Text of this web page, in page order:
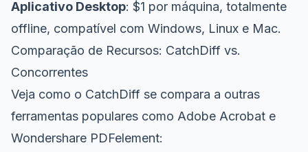
Aplicativo Desktop: $1 por máquina, totalmente
offline, compatível com Windows, Linux e Mac.
Comparação de Recursos: CatchDiff vs.
Concorrentes
Veja como o CatchDiff se compara a outras
ferramentas populares como Adobe Acrobat e
Wondershare PDFelement: